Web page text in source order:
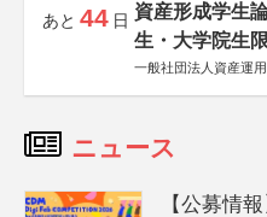
あと 44 日 資産形成学生
生・大学院生限
一般社団法人資産運
ニュース
【公募情